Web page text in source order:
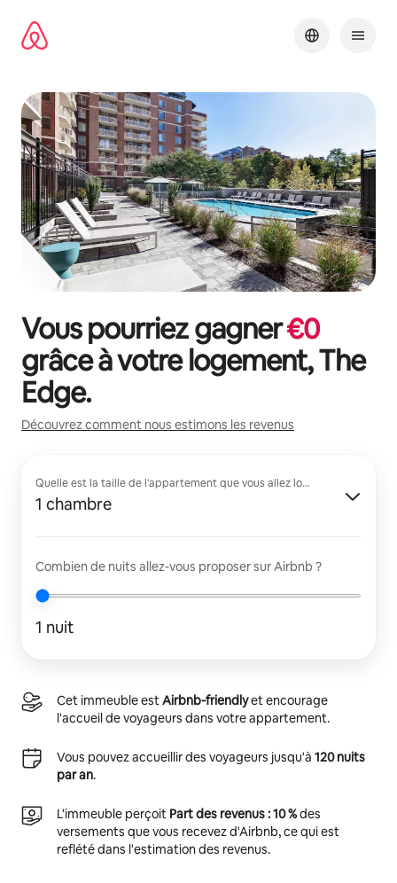
directement
Vous pourriez gagner€0
grâce à votre logement,The
Edge.
Découvrez comment nous estimons les revenus
Quelle est la taille de l'appartement que vous allez louer ?
1 chambre
Combien de nuits allez-vous proposer sur Airbnb ?
1 nuit
Cet immeuble estAirbnb-friendlyet encourage
l'accueil de voyageurs dans votre appartement.
Vous pouvez accueillir des voyageurs jusqu'à 120 nuits
par an.
L'immeuble perçoit Part des revenus : 10 %des
versements que vous recevez d'Airbnb, ce qui est
reflété dans l'estimation des revenus.